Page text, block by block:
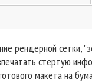
рендерной сетки,
стертую
макета на